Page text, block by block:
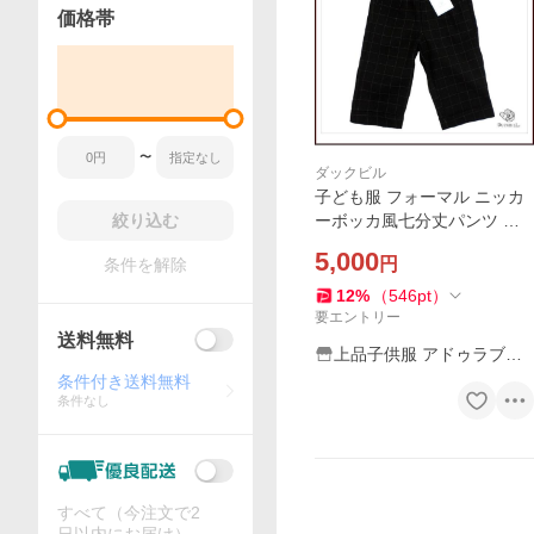
ダックビル
子ども服 フォーマル ニッカ
ーボッカ風七分丈パンツ チ
子供服 85cm 95cm 100cm 1
10cm 男の子 アドゥラブル D
UCKBILL ダックビル 爆買
5,000円
12% （546pt）
要エントリー
上品子供服 アドゥラブル
価格帯
〜
絞り込む
条件を解除
送料無料
条件付き送料無料
条件なし
すべて（今注文で2